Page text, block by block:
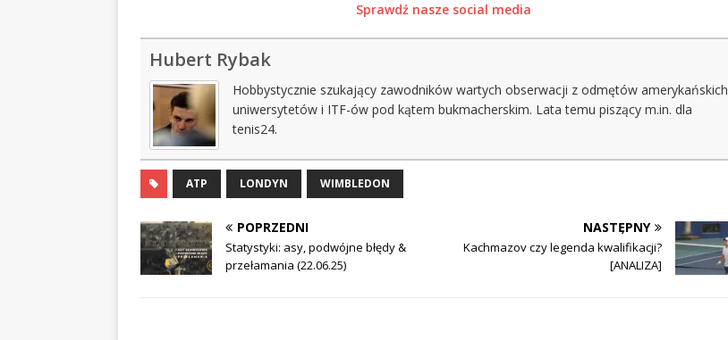
Sprawdź nasze social media
Hubert Rybak
Hobbystycznie szukający zawodników wartych obserwacji z odmętów amerykańskich
uniwersytetów i ITF-ów pod kątem bukmacherskim. Lata temu piszący m.in. dla
tenis24.
ATP LONDYN WIMBLEDON
POPRZEDNI
Statystyki: asy, podwójne błędy &
przełamania (22.06.25)
NASTĘPNY
Kachmazov czy legenda kwalifikacji?
[ANALIZA]